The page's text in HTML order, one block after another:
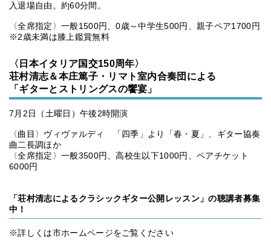
入退場自由。約60分間。
〈全席指定〉一般1500円、0歳～中学生500円、親子ペア1700円
※2歳未満は膝上鑑賞無料
〈日本イタリア国交150周年〉
荘村清志＆本庄篤子・リマト室内合奏団による
「ギターとストリングスの饗宴」
7月2日（土曜日）午後2時開演
〈曲目〉ヴィヴァルディ 「四季」より「春・夏」、ギター協奏
曲二長調ほか
〈全席指定〉一般3500円、高校生以下1000円、ペアチケット
6000円
「荘村清志によるクラシックギター公開レッスン」の聴講者募集
中！
※詳しくは市ホームページをご覧ください